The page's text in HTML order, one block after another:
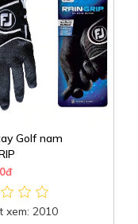
Golf nam
xem: 2010